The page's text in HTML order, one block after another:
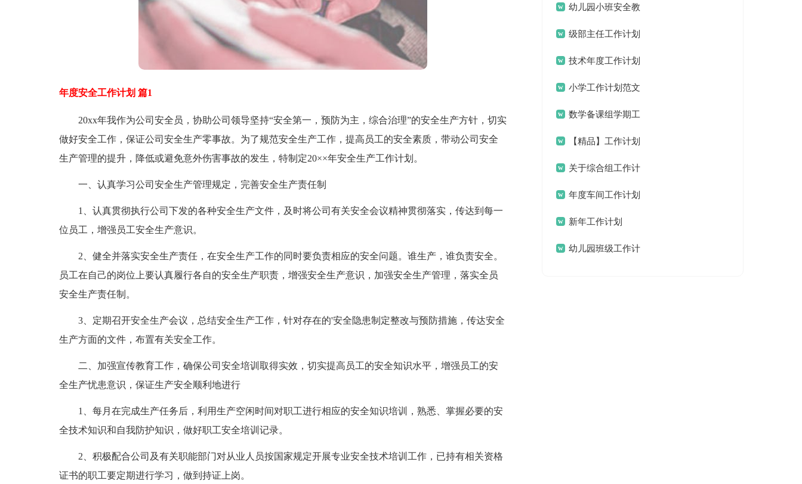
年度安全工作计划 篇1
20xx年我作为公司安全员，协助公司领导坚持“安全第一，预防为主，综合治理”的安全生产方针，切实
做好安全工作，保证公司安全生产零事故。为了规范安全生产工作，提高员工的安全素质，带动公司安全
生产管理的提升，降低或避免意外伤害事故的发生，特制定20××年安全生产工作计划。
一、认真学习公司安全生产管理规定，完善安全生产责任制
1、认真贯彻执行公司下发的各种安全生产文件，及时将公司有关安全会议精神贯彻落实，传达到每一
位员工，增强员工安全生产意识。
2、健全并落实安全生产责任，在安全生产工作的同时要负责相应的安全问题。谁生产，谁负责安全。
员工在自己的岗位上要认真履行各自的安全生产职责，增强安全生产意识，加强安全生产管理，落实全员
安全生产责任制。
3、定期召开安全生产会议，总结安全生产工作，针对存在的'安全隐患制定整改与预防措施，传达安全
生产方面的文件，布置有关安全工作。
二、加强宣传教育工作，确保公司安全培训取得实效，切实提高员工的安全知识水平，增强员工的安
全生产忧患意识，保证生产安全顺利地进行
1、每月在完成生产任务后，利用生产空闲时间对职工进行相应的安全知识培训，熟悉、掌握必要的安
全技术知识和自我防护知识，做好职工安全培训记录。
2、积极配合公司及有关职能部门对从业人员按国家规定开展专业安全技术培训工作，已持有相关资格
证书的职工要定期进行学习，做到持证上岗。
幼儿园小班安全教
育工作计划
级部主任工作计划
技术年度工作计划
范文合集8篇
小学工作计划范文
10篇数学备课组学期工
作计划【精品】工作计划
范文汇编6篇
关于综合组工作计
划汇总八篇
年度车间工作计划
汇总十篇
新年工作计划
幼儿园班级工作计